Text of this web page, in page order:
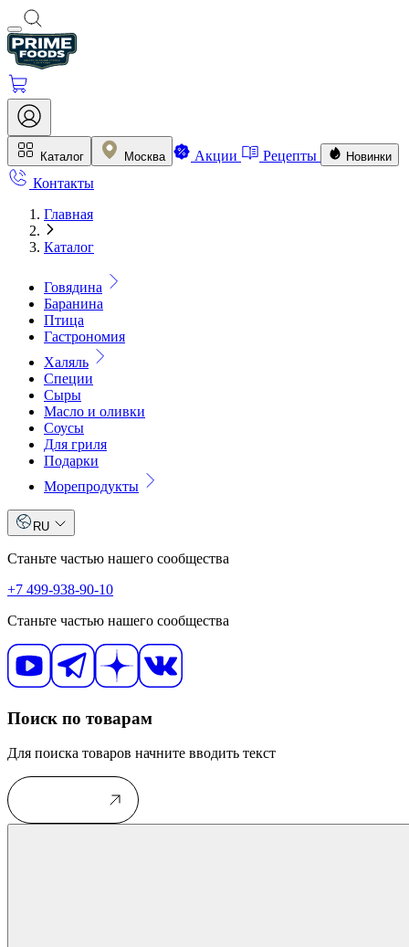
Каталог Москва Акции Рецепты Новинки
Контакты
Главная
Каталог
Говядина
Баранина
Птица
Гастрономия
Халяль
Специи
Сыры
Масло и оливки
Соусы
Для гриля
Подарки
Морепродукты
RU
Станьте частью нашего сообщества
+7 499-938-90-10
Станьте частью нашего сообщества
Поиск по товарам
Для поиска товаров начните вводить текст